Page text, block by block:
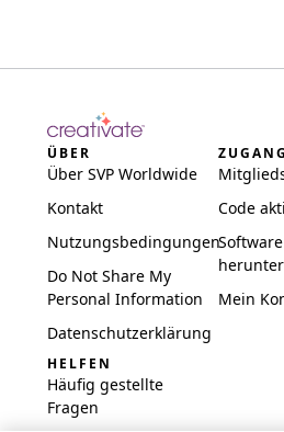
ÜBER
Über SVP Worldwide
Kontakt
Nutzungsbedingungen
Do Not Share My
Personal Information
Datenschutzerklärung
ZUGANG
Code
Software
Mein
HELFEN
Häufig gestellte
Fragen